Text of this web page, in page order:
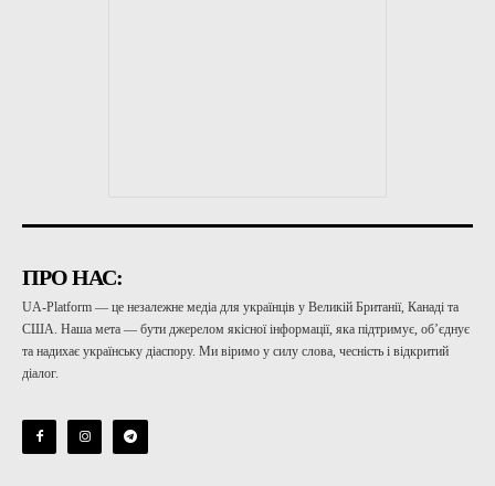
ПРО НАС:
UA-Platform — це незалежне медіа для українців у Великій Британії, Канаді та
США. Наша мета — бути джерелом якісної інформації, яка підтримує, об’єднує
та надихає українську діаспору. Ми віримо у силу слова, чесність і відкритий
діалог.